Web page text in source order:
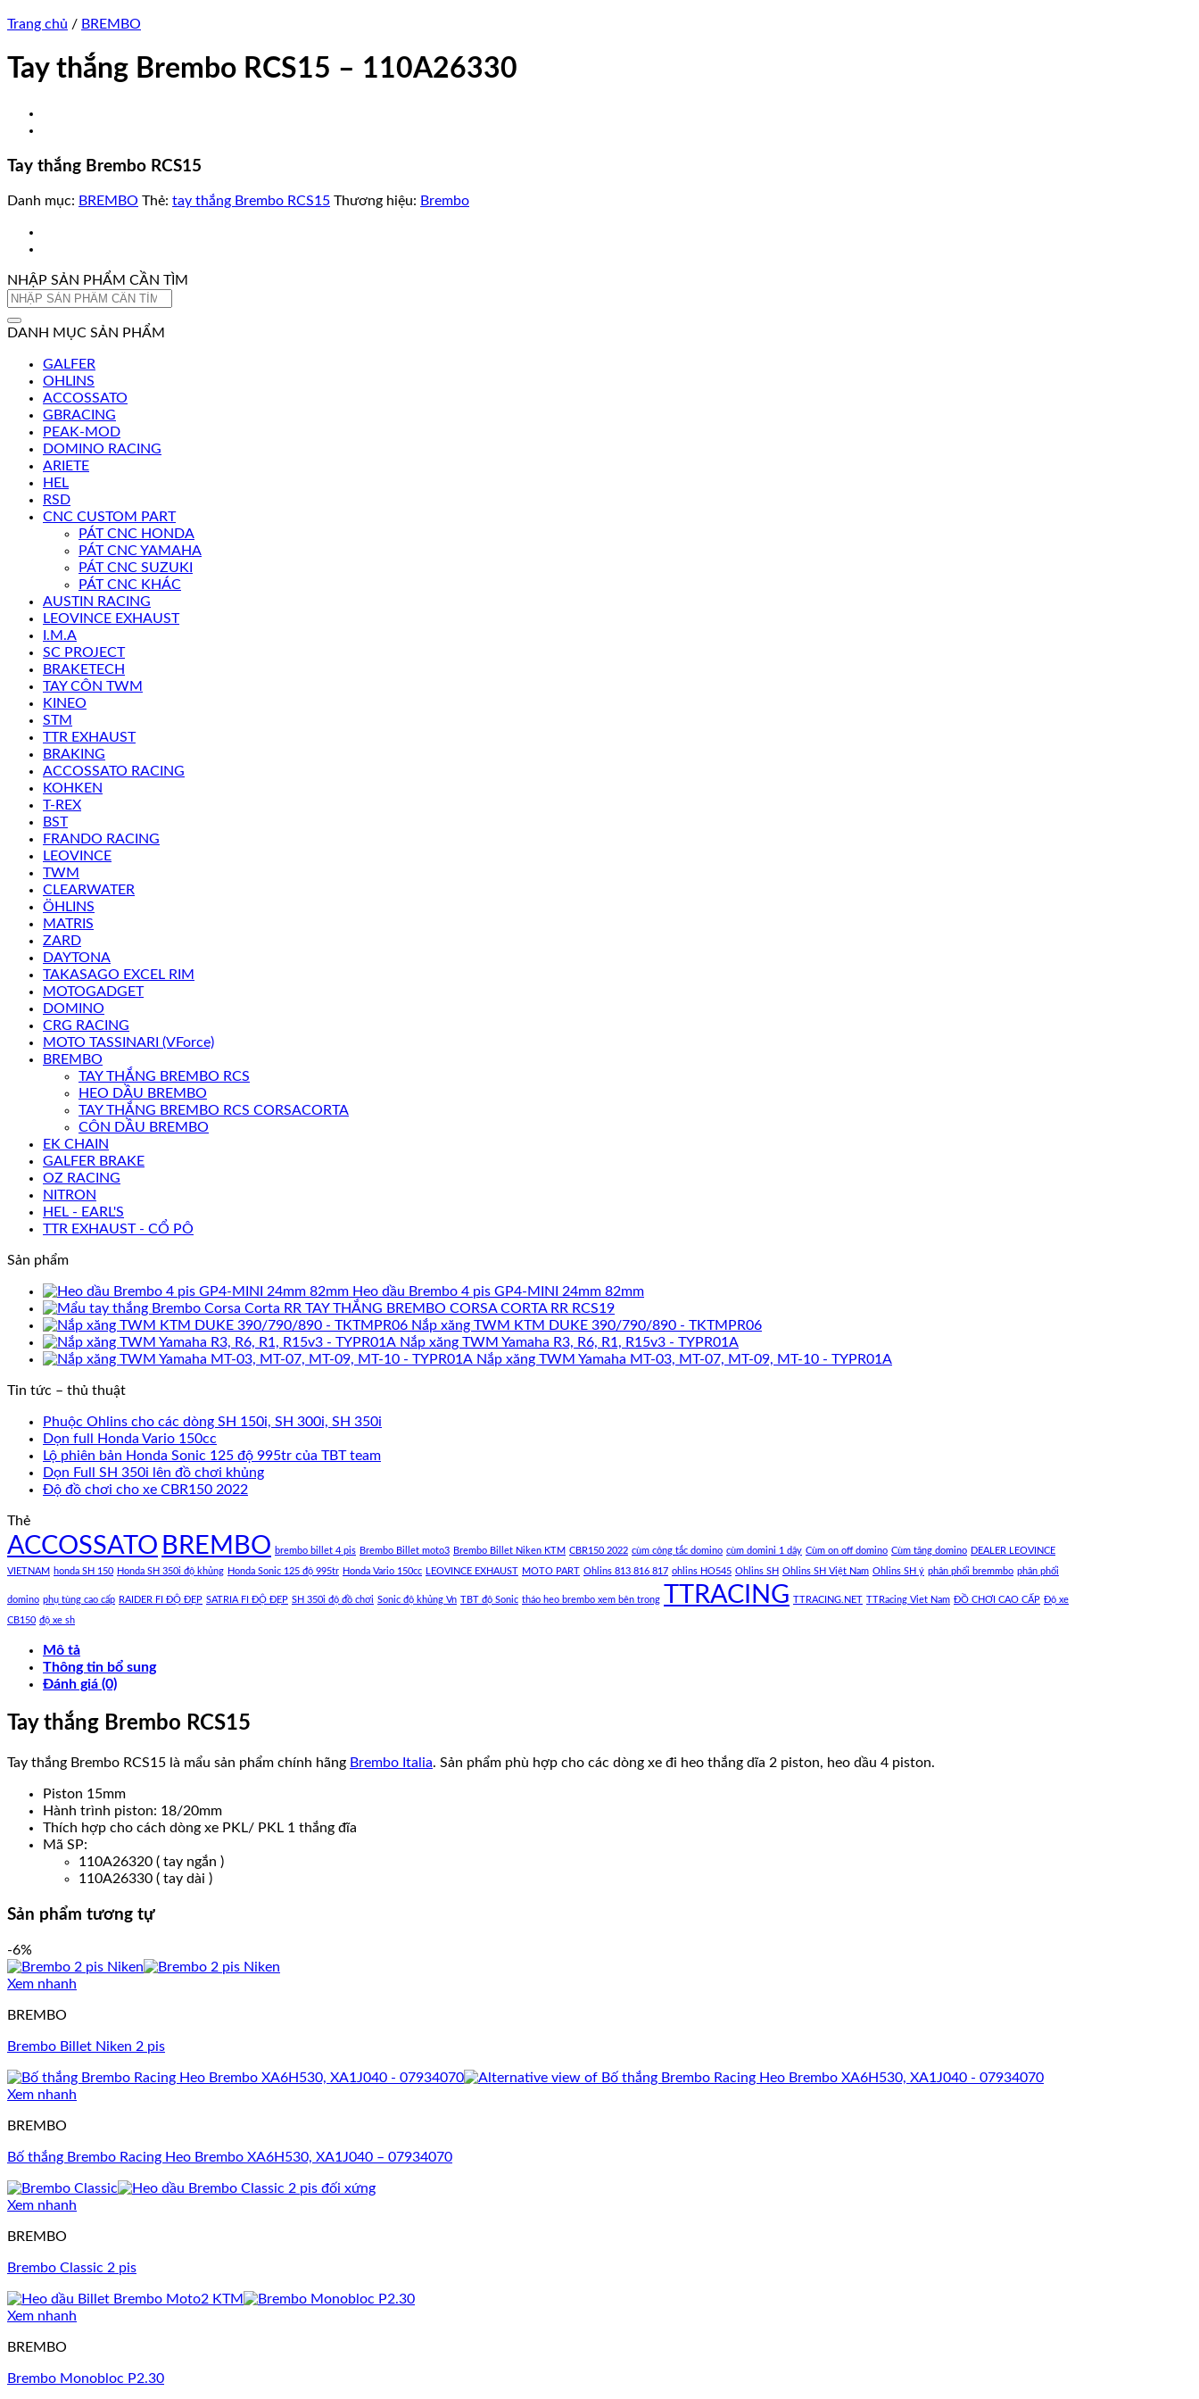
Trang chủ / BREMBO
Tay thắng Brembo RCS15 – 110A26330
Tay thắng Brembo RCS15
Danh mục: BREMBO Thẻ: tay thắng Brembo RCS15 Thương hiệu: Brembo
NHẬP SẢN PHẨM CẦN TÌM
Tìm
DANH MỤC SẢN PHẨM
GALFER
OHLINS
ACCOSSATO
GBRACING
PEAK-MOD
DOMINO RACING
ARIETE
HEL
RSD
CNC CUSTOM PART
PÁT CNC HONDA
PÁT CNC YAMAHA
PÁT CNC SUZUKI
PÁT CNC KHÁC
AUSTIN RACING
LEOVINCE EXHAUST
I.M.A
SC PROJECT
BRAKETECH
TAY CÔN TWM
KINEO
STM
TTR EXHAUST
BRAKING
ACCOSSATO RACING
KOHKEN
T-REX
BST
FRANDO RACING
LEOVINCE
TWM
CLEARWATER
ÖHLINS
MATRIS
ZARD
DAYTONA
TAKASAGO EXCEL RIM
MOTOGADGET
DOMINO
CRG RACING
MOTO TASSINARI (VForce)
BREMBO
TAY THẮNG BREMBO RCS
HEO DẦU BREMBO
TAY THẮNG BREMBO RCS CORSACORTA
CÔN DẦU BREMBO
EK CHAIN
GALFER BRAKE
OZ RACING
NITRON
HEL - EARL'S
TTR EXHAUST - CỔ PÔ
Sản phẩm
Heo dầu Brembo 4 pis GP4-MINI 24mm 82mm
TAY THẮNG BREMBO CORSA CORTA RR RCS19
Nắp xăng TWM KTM DUKE 390/790/890 - TKTMPR06
Nắp xăng TWM Yamaha R3, R6, R1, R15v3 - TYPR01A
Nắp xăng TWM Yamaha MT-03, MT-07, MT-09, MT-10 - TYPR01A
Tin tức – thủ thuật
Phuộc Ohlins cho các dòng SH 150i, SH 300i, SH 350i
Dọn full Honda Vario 150cc
Lộ phiên bản Honda Sonic 125 độ 995tr của TBT team
Dọn Full SH 350i lên đồ chơi khủng
Độ đồ chơi cho xe CBR150 2022
Thẻ
ACCOSSATO BREMBO brembo billet 4 pis Brembo Billet moto3 Brembo Billet Niken KTM CBR150 2022 cùm công tắc domino cùm domini 1 dây Cùm on off domino Cùm tăng domino DEALER LEOVINCE
VIETNAM honda SH 150 Honda SH 350i độ khủng Honda Sonic 125 độ 995tr Honda Vario 150cc LEOVINCE EXHAUST MOTO PART Ohlins 813 816 817 ohlins HO545 Ohlins SH Ohlins SH Việt Nam Ohlins SH ý phân phối bremmbo phân phối
domino phụ tùng cao cấp RAIDER FI ĐỘ ĐẸP SATRIA FI ĐỘ ĐẸP SH 350i độ đồ chơi Sonic độ khủng Vn TBT độ Sonic tháo heo brembo xem bên trong TTRACING TTRACING.NET TTRacing Viet Nam ĐỒ CHƠI CAO CẤP Độ xe
CB150 độ xe sh
Mô tả
Thông tin bổ sung
Đánh giá (0)
Tay thắng Brembo RCS15
Tay thắng Brembo RCS15 là mẩu sản phẩm chính hãng Brembo Italia. Sản phẩm phù hợp cho các dòng xe đi heo thắng dĩa 2 piston, heo dầu 4 piston.
Piston 15mm
Hành trình piston: 18/20mm
Thích hợp cho cách dòng xe PKL/ PKL 1 thắng đĩa
Mã SP:
110A26320 ( tay ngắn )
110A26330 ( tay dài )
Sản phẩm tương tự
-6%
Xem nhanh
BREMBO
Brembo Billet Niken 2 pis
Xem nhanh
BREMBO
Bố thắng Brembo Racing Heo Brembo XA6H530, XA1J040 – 07934070
Xem nhanh
BREMBO
Brembo Classic 2 pis
Xem nhanh
BREMBO
Brembo Monobloc P2.30